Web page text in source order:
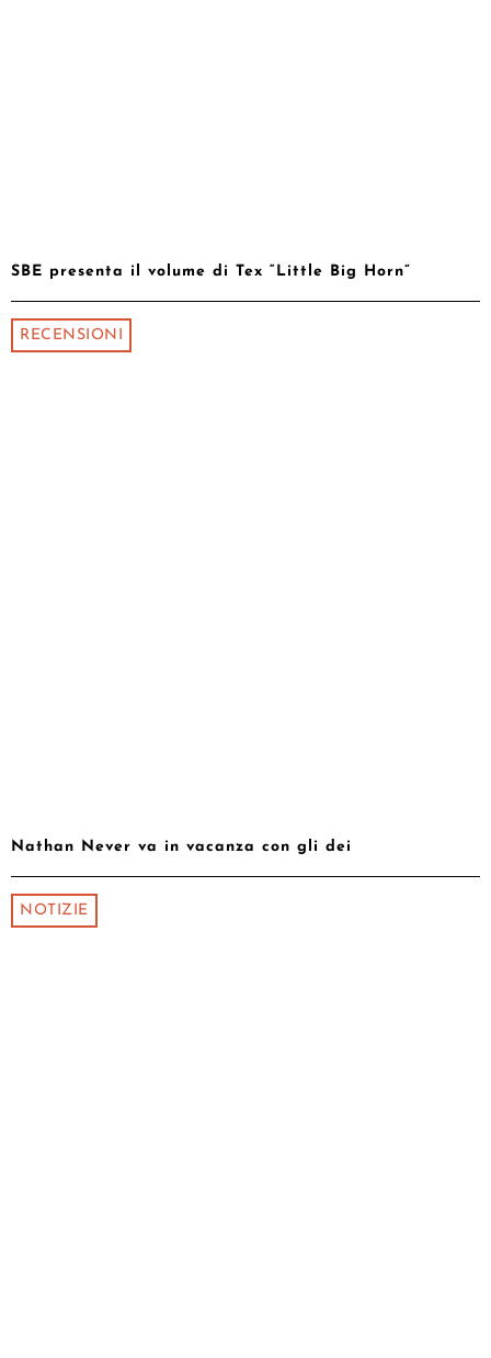
SBE presenta il volume di Tex “Little Big Horn”
RECENSIONI
Nathan Never va in vacanza con gli dei
NOTIZIE